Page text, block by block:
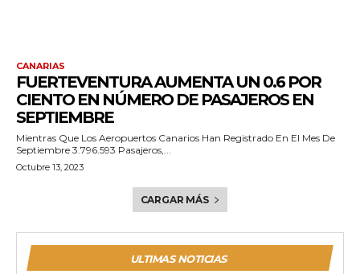
CANARIAS
FUERTEVENTURA AUMENTA UN 0.6 POR
CIENTO EN NÚMERO DE PASAJEROS EN
SEPTIEMBRE
Mientras Que Los Aeropuertos Canarios Han Registrado En El Mes De
Septiembre 3.796.593 Pasajeros,...
Octubre 13, 2023
CARGAR MÁS
ULTIMAS NOTICIAS